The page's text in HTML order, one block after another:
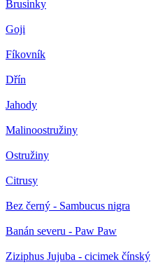
Brusinky
Goji
Fíkovník
Dřín
Jahody
Malinoostružiny
Ostružiny
Citrusy
Bez černý - Sambucus nigra
Banán severu - Paw Paw
Ziziphus Jujuba - cicimek čínský